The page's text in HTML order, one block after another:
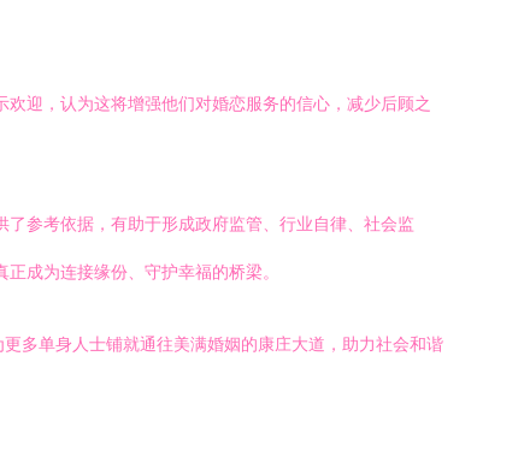
迎，认为这将增强他们对婚恋服务的信心，减少后顾之
参考依据，有助于形成政府监管、行业自律、社会监
成为连接缘份、守护幸福的桥梁。
多单身人士铺就通往美满婚姻的康庄大道，助力社会和谐